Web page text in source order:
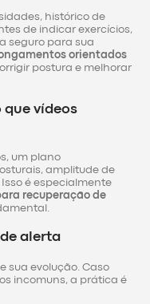
histórico de
de indicar exercícios,
seguro para sua
orientados
postura e melhorar
que vídeos
um plano
amplitude de
é especialmente
recuperação de
alerta
sua evolução. Caso
incomuns, a prática é